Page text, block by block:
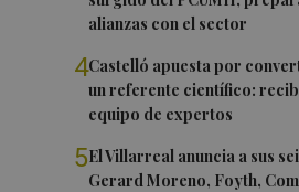
alianzas con el sector
4Castelló apuesta por
un referente científico:
equipo de expertos
5El Villarreal anuncia a sus
Gerard Moreno, Foyth,